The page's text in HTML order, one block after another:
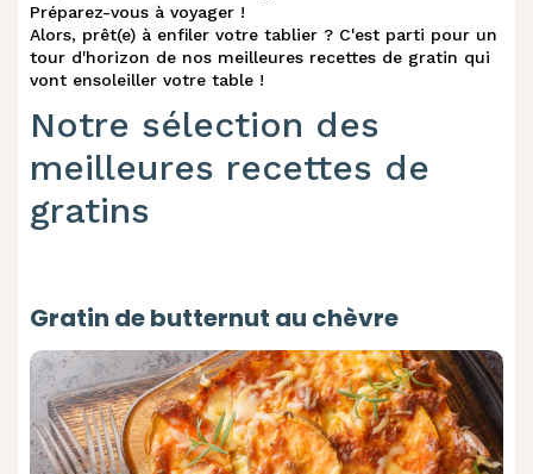
Préparez-vous à voyager !
Alors, prêt(e) à enfiler votre tablier ? C'est parti pour un
tour d'horizon de nos meilleures recettes de gratin qui
vont ensoleiller votre table !
Notre sélection des
meilleures recettes de
gratins
Gratin de butternut au chèvre